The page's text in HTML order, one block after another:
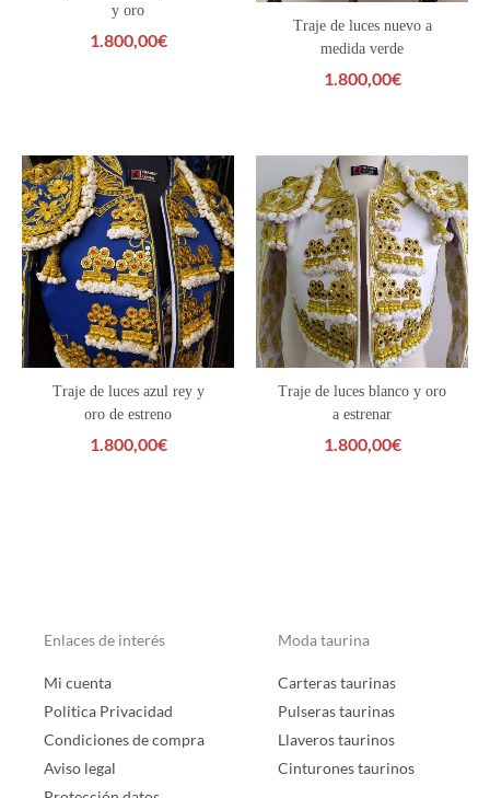
y oro
1.800,00€
Traje de luces nuevo a
medida verde
1.800,00€
Traje de luces azul rey y
oro de estreno
1.800,00€
Traje de luces blanco y oro
a estrenar
1.800,00€
Enlaces de interés
Mi cuenta
Politica Privacidad
Condiciones de compra
Aviso legal
Moda taurina
Carteras taurinas
Pulseras taurinas
Llaveros taurinos
Cinturones taurinos